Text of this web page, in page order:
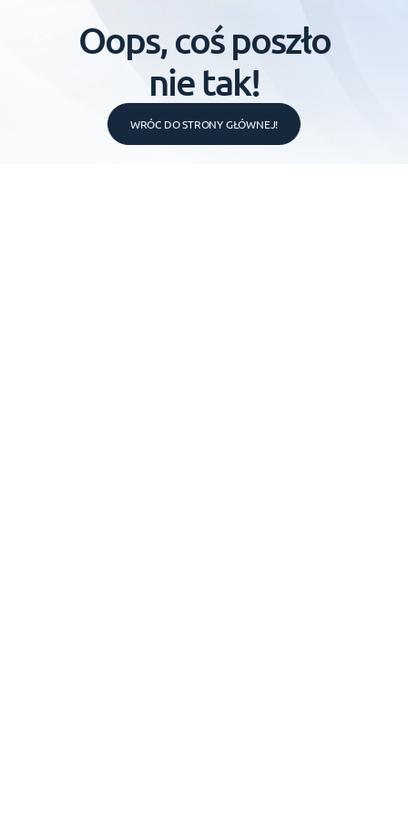
Oops, coś poszło
nie tak!
WRÓC DO STRONY GŁÓWNEJ!